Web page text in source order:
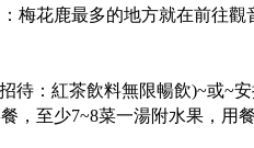
：梅花鹿最多的地方就在前往
待：紅茶飲料無限暢飲)~或~
，至少7~8菜一湯附水果，用